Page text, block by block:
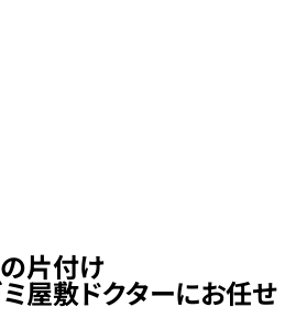
片付け
屋敷ドクターにお任せ